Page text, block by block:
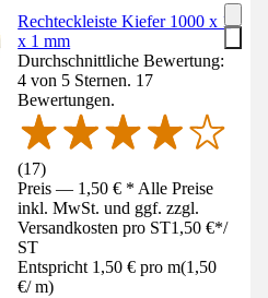
Rechteckleiste Kiefer 1000 x 1
x 1 mm
Durchschnittliche Bewertung:
4 von 5 Sternen. 17
Bewertungen.
(17)
Preis — 1,50 € * Alle Preise
inkl. MwSt. und ggf. zzgl.
Versandkosten pro ST1,50 €*/
ST
Entspricht 1,50 € pro m(1,50
€/ m)